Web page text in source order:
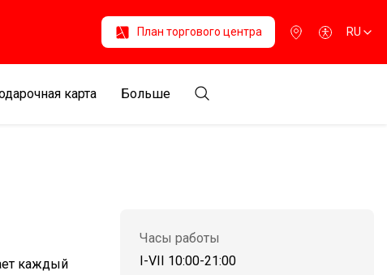
План торгового центра RU
карта Больше
каждый
Часы работы
I-VII 10:00-21:00